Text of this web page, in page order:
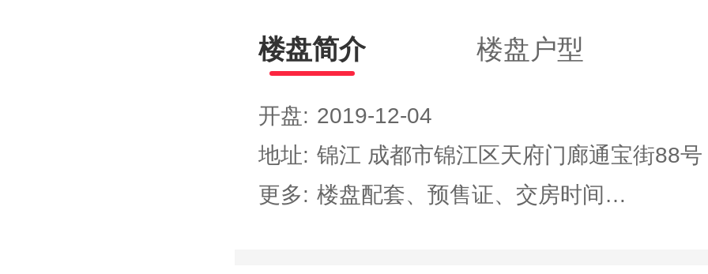
楼盘简介 楼盘户型
开盘: 2019-12-04
地址: 锦江 成都市锦江区天府门廊通宝街88号
更多: 楼盘配套、预售证、交房时间…